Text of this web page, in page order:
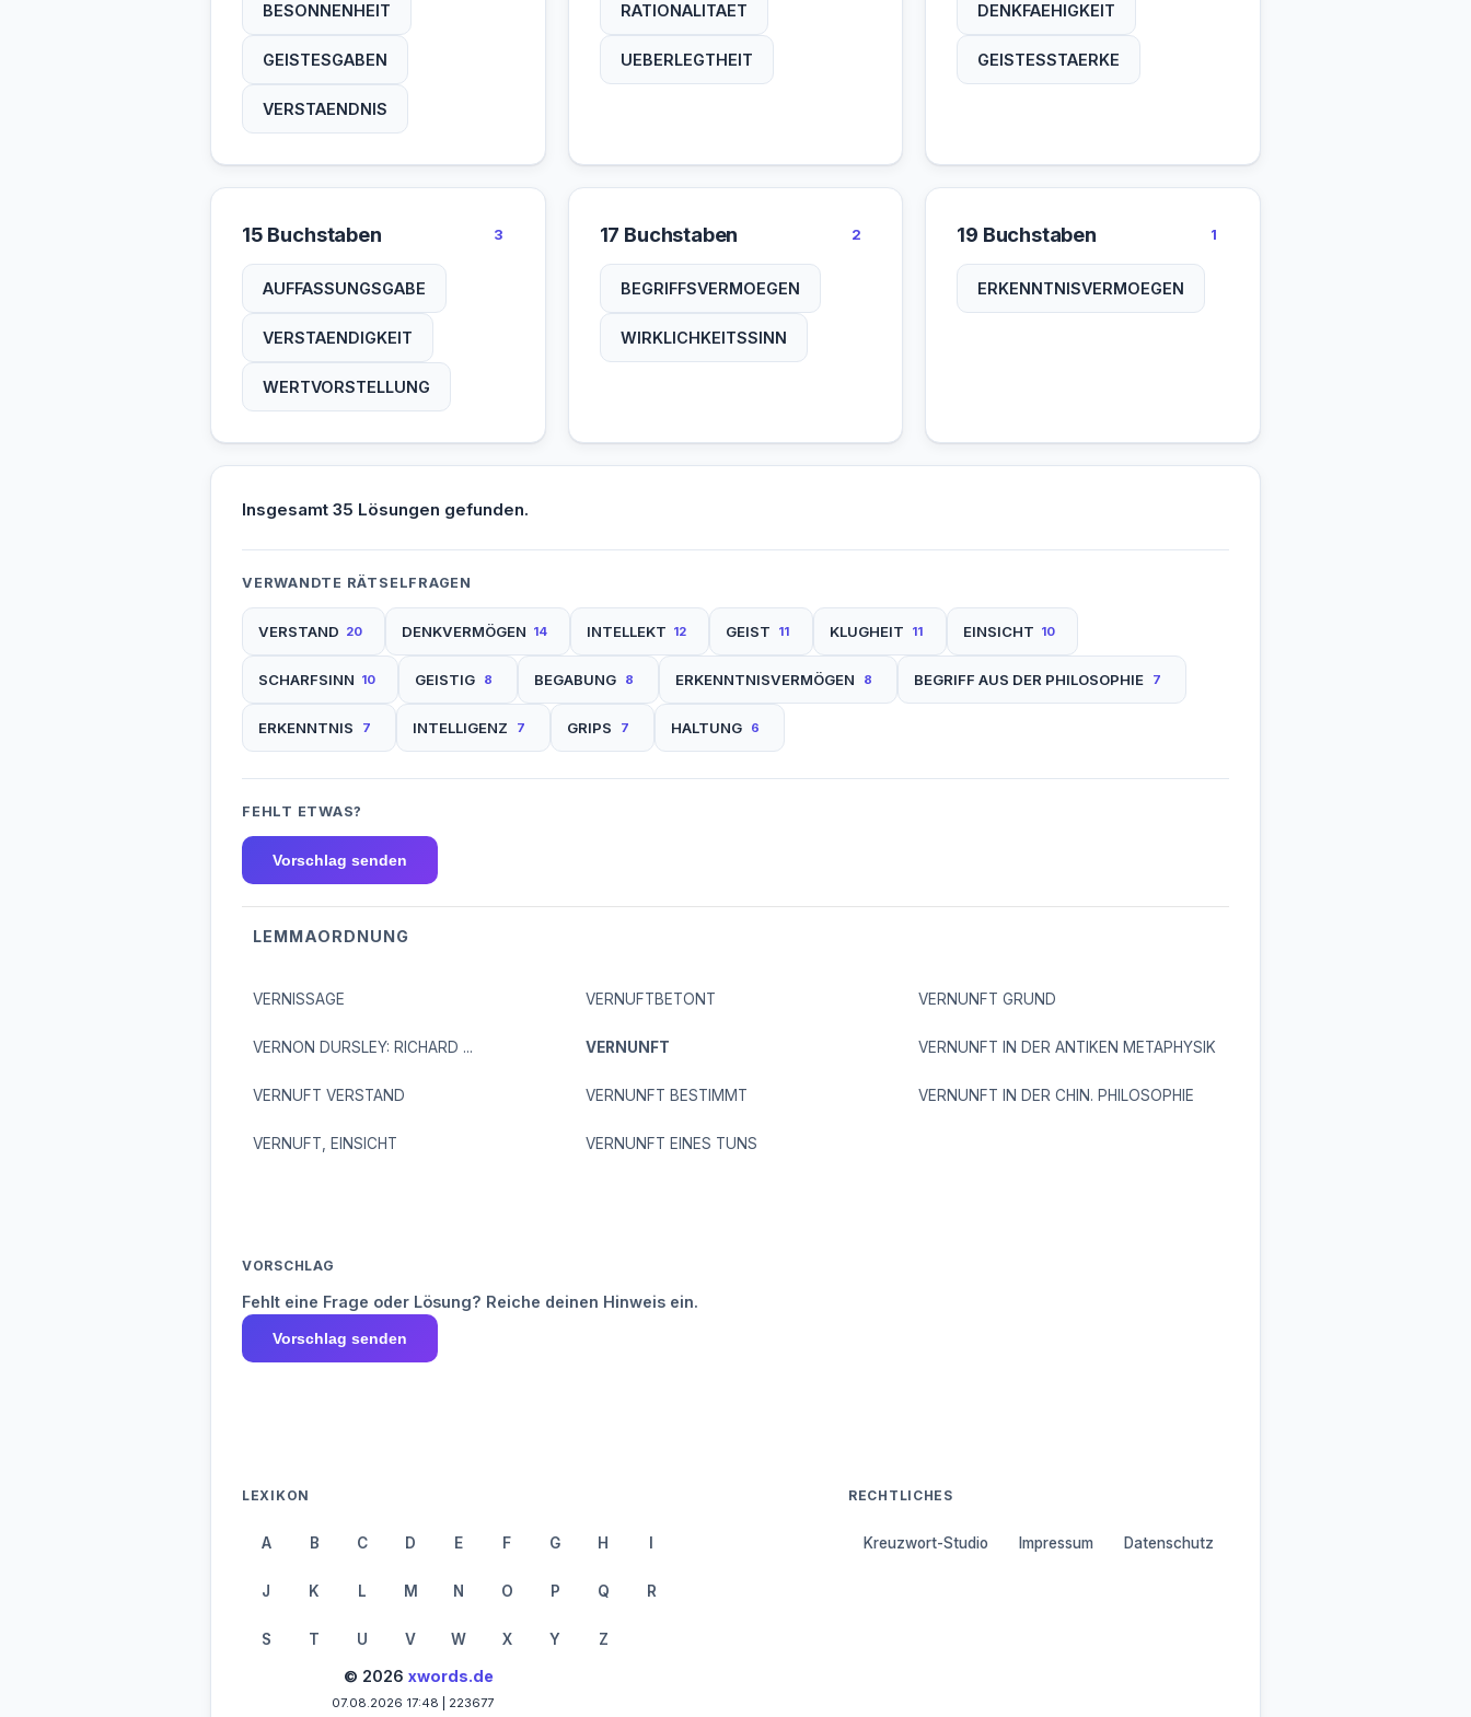
BESONNENHEIT
GEISTESGABEN
VERSTAENDNIS
RATIONALITAET
UEBERLEGTHEIT
DENKFAEHIGKEIT
GEISTESSTAERKE
15 Buchstaben 3
AUFFASSUNGSGABE
VERSTAENDIGKEIT
WERTVORSTELLUNG
17 Buchstaben 2
BEGRIFFSVERMOEGEN
WIRKLICHKEITSSINN
19 Buchstaben 1
ERKENNTNISVERMOEGEN
Insgesamt 35 Lösungen gefunden.
VERWANDTE RÄTSELFRAGEN
VERSTAND 20 DENKVERMÖGEN 14 INTELLEKT 12 GEIST 11 KLUGHEIT 11 EINSICHT 10
SCHARFSINN 10 GEISTIG 8 BEGABUNG 8 ERKENNTNISVERMÖGEN 8 BEGRIFF AUS DER PHILOSOPHIE 7
ERKENNTNIS 7 INTELLIGENZ 7 GRIPS 7 HALTUNG 6
FEHLT ETWAS?
Vorschlag senden
LEMMAORDNUNG
VERNISSAGE
VERNON DURSLEY: RICHARD ...
VERNUFT VERSTAND
VERNUFT, EINSICHT
VERNUFTBETONT
VERNUNFT
VERNUNFT BESTIMMT
VERNUNFT EINES TUNS
VERNUNFT GRUND
VERNUNFT IN DER ANTIKEN METAPHYSIK
VERNUNFT IN DER CHIN. PHILOSOPHIE
VORSCHLAG
Fehlt eine Frage oder Lösung? Reiche deinen Hinweis ein.
Vorschlag senden
LEXIKON
A B C D E F G H I
J K L M N O P Q R
S T U V W X Y Z
RECHTLICHES
Kreuzwort-Studio Impressum Datenschutz
© 2026 xwords.de
07.08.2026 17:48 | 223677